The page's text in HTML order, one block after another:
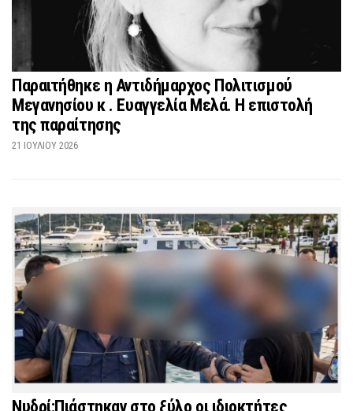
Παραιτήθηκε η Αντιδήμαρχος Πολιτισμού
Μεγανησίου κ . Ευαγγελία Μελά. Η επιστολή
της παραίτησης
21 ΙΟΥΛΊΟΥ 2026
Νυδρί:Πιάστηκαν στο ξύλο οι ιδιοκτήτες